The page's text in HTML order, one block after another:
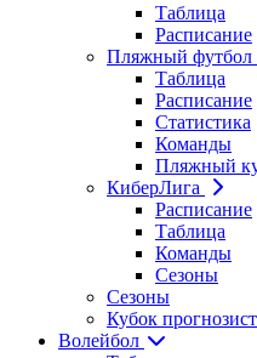
Таблица
Расписание
Пляжный футбол
Таблица
Расписание
Статистика
Команды
Пляжный
КиберЛига
Расписание
Таблица
Команды
Сезоны
Сезоны
Кубок
Волейбол